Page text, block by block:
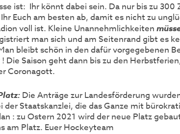
ist: Ihr könnt dabei sein. Da nur bis zu 300
Euch am besten ab, damit es nicht zu
voll ist. Kleine Unannehmlichkeiten
man sich und am Seitenrand gibt es
bleibt schön in den dafür vorgegebenen
Die Saison geht dann bis zu den
Coronagott.
Die Anträge zur Landesförderung
der Staatskanzlei, die das Ganze mit
: zu Ostern 2021 wird der neue Platz
am Platz. Euer Hockeyteam